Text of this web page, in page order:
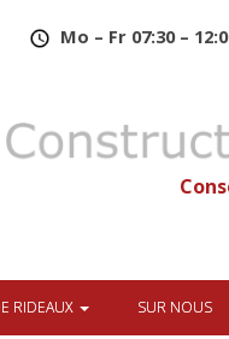
Mo – Fr 07:30 –
RIDEAUX SUR NOUS